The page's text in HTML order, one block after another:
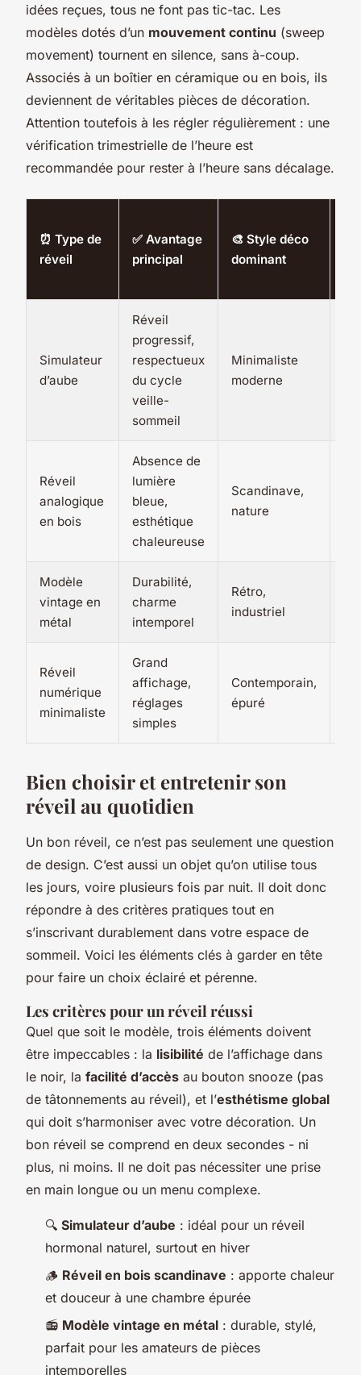
idées reçues, tous ne font pas tic-tac. Les
modèles dotés d’un mouvement continu (sweep
movement) tournent en silence, sans à-coup.
Associés à un boîtier en céramique ou en bois, ils
deviennent de véritables pièces de décoration.
Attention toutefois à les régler régulièrement : une
vérification trimestrielle de l’heure est
recommandée pour rester à l’heure sans décalage.
⏰ Type de
réveil
✅ Avantage
principal
🎨 Style déco
dominant
Simulateur
d’aube
Réveil
progressif,
respectueux
du cycle
veille-
sommeil
Minimaliste
moderne
Réveil
analogique
en bois
Absence de
lumière
bleue,
esthétique
chaleureuse
Scandinave,
nature
Modèle
vintage en
métal
Durabilité,
charme
intemporel
Rétro,
industriel
Réveil
numérique
minimaliste
Grand
affichage,
réglages
simples
Contemporain,
épuré
Bien choisir et entretenir son
réveil au quotidien
Un bon réveil, ce n’est pas seulement une question
de design. C’est aussi un objet qu’on utilise tous
les jours, voire plusieurs fois par nuit. Il doit donc
répondre à des critères pratiques tout en
s’inscrivant durablement dans votre espace de
sommeil. Voici les éléments clés à garder en tête
pour faire un choix éclairé et pérenne.
Les critères pour un réveil réussi
Quel que soit le modèle, trois éléments doivent
être impeccables : la lisibilité de l’affichage dans
le noir, la facilité d’accès au bouton snooze (pas
de tâtonnements au réveil), et l’esthétisme global
qui doit s’harmoniser avec votre décoration. Un
bon réveil se comprend en deux secondes - ni
plus, ni moins. Il ne doit pas nécessiter une prise
en main longue ou un menu complexe.
🔍 Simulateur d’aube : idéal pour un réveil
hormonal naturel, surtout en hiver
🪵 Réveil en bois scandinave : apporte chaleur
et douceur à une chambre épurée
📻 Modèle vintage en métal : durable, stylé,
parfait pour les amateurs de pièces
intemporelles